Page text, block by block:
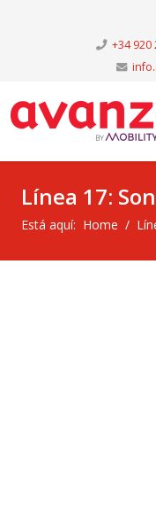
+34 920
Línea 17:
Está aquí: Home